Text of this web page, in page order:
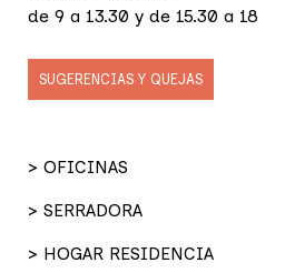
de 9 a 13.30 y de 15.30 a 18
SUGERENCIAS Y QUEJAS
> OFICINAS
> SERRADORA
> HOGAR RESIDENCIA